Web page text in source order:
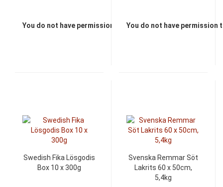
You do not have permission to view the prices
You do not have permission
Swedish Fika Lösgodis
Box 10 x 300g
Svenska Remmar Söt
Lakrits 60 x 50cm,
5,4kg